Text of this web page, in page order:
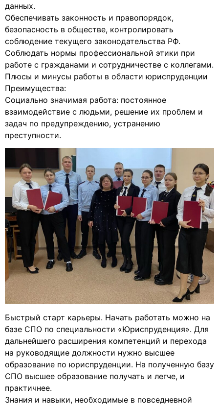
данных.
Обеспечивать законность и правопорядок,
безопасность в обществе, контролировать
соблюдение текущего законодательства РФ.
Соблюдать нормы профессиональной этики при
работе с гражданами и сотрудничестве с коллегами.
Плюсы и минусы работы в области юриспруденции
Преимущества:
Социально значимая работа: постоянное
взаимодействие с людьми, решение их проблем и
задач по предупреждению, устранению
преступности.
Быстрый старт карьеры. Начать работать можно на
базе СПО по специальности «Юриспруденция». Для
дальнейшего расширения компетенций и перехода
на руководящие должности нужно высшее
образование по юриспруденции. На полученную базу
СПО высшее образование получать и легче, и
практичнее.
Знания и навыки, необходимые в повседневной